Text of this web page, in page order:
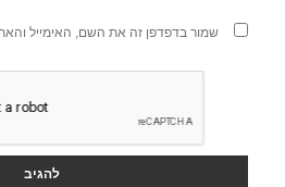
שמור בדפדפן זה את השם, האימייל